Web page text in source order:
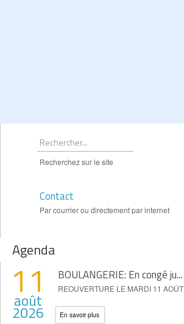
Recherchez sur le site
Contact
Par courrier ou directement par internet
Agenda
BOULANGERIE: En congé ju...
REOUVERTURE LE MARDI 11 AOÛT
11
août
2026 En savoir plus